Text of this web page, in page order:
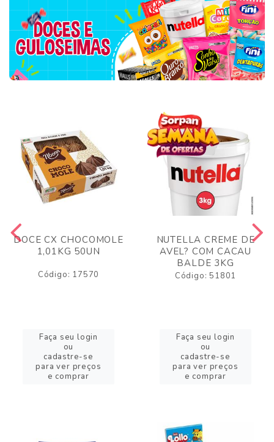
DOCE CX CHOCOMOLE
1,01KG 50UN
Código: 17570
Faça seu login
ou
cadastre-se
para ver preços
e comprar
NUTELLA CREME DE
AVEL? COM CACAU
BALDE 3KG
Código: 51801
Faça seu login
ou
cadastre-se
para ver preços
e comprar